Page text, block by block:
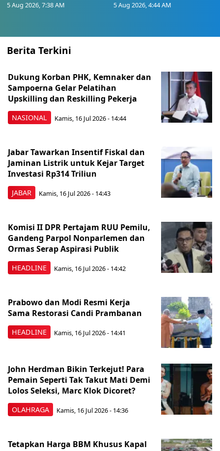
5 Aug 2026, 7:38 AM 5 Aug 2026, 4:44 AM
Berita Terkini
NASIONAL
Dukung Korban PHK, Kemnaker dan
Sampoerna Gelar Pelatihan
Upskilling dan Reskilling Pekerja
Kamis, 16 Jul 2026 - 14:44
JABAR
Jabar Tawarkan Insentif Fiskal dan
Jaminan Listrik untuk Kejar Target
Investasi Rp314 Triliun
Kamis, 16 Jul 2026 - 14:43
HEADLINE
Komisi II DPR Pertajam RUU Pemilu,
Gandeng Parpol Nonparlemen dan
Ormas Serap Aspirasi Publik
Kamis, 16 Jul 2026 - 14:42
HEADLINE
Prabowo dan Modi Resmi Kerja
Sama Restorasi Candi Prambanan
Kamis, 16 Jul 2026 - 14:41
OLAHRAGA
John Herdman Bikin Terkejut! Para
Pemain Seperti Tak Takut Mati Demi
Lolos Seleksi, Marc Klok Dicoret?
Kamis, 16 Jul 2026 - 14:36
Tetapkan Harga BBM Khusus Kapal